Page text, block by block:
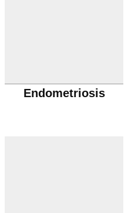
Endometriosis